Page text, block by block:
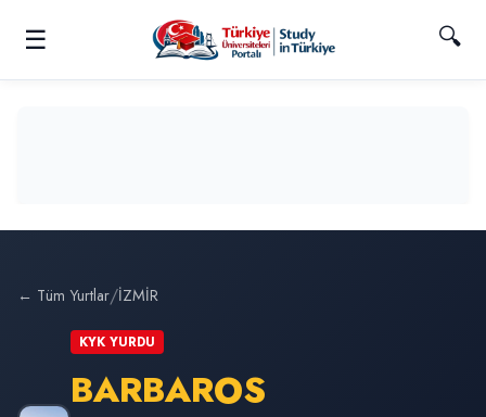
☰ 🔍
← Tüm Yurtlar/İZMİR
KYK YURDU
BARBAROS